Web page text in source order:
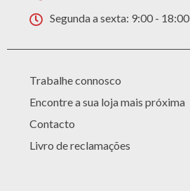
Segunda a sexta: 9:00 - 18:00
Trabalhe connosco
Encontre a sua loja mais próxima
Contacto
Livro de reclamações